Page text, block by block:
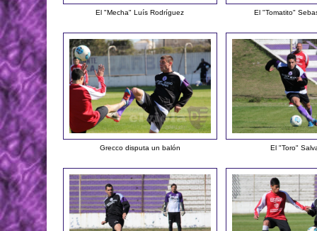
El "Mecha" Luís Rodríguez El "Tomatito"
Grecco disputa un balón El "Toro"